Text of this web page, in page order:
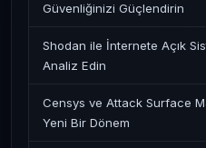
Güvenliğinizi Güçlendirin
Shodan ile İnternete Açık
Analiz Edin
Censys ve Attack Surface
Yeni Bir Dönem